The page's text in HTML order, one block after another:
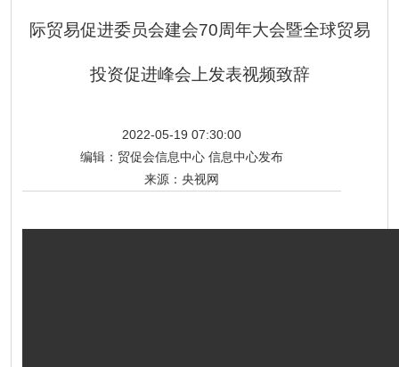
际贸易促进委员会建会70周年大会暨全球贸易
投资促进峰会上发表视频致辞
2022-05-19 07:30:00
编辑： 贸促会信息中心 信息中心发布
来源： 央视网